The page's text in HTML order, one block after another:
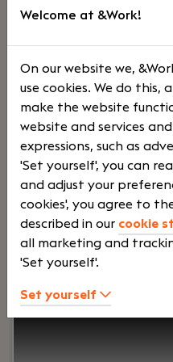
Voltij
d
Bij Dijkland
belastingadviseurs
Om vertrouwen,
écht verder helpen. En
werkvloer en goede
Welcome at &Work!
On our website we,
use cookies. We do
make the website
website and services
expressions, such as
'Set yourself', you can
and adjust your
cookies', you agree to
described in our cookie
all marketing and
'Set yourself'.
Set yourself